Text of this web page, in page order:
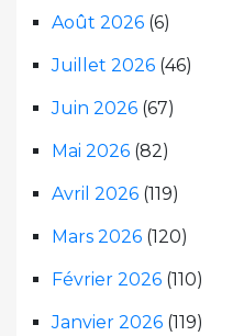
Août 2026 (6)
Juillet 2026 (46)
Juin 2026 (67)
Mai 2026 (82)
Avril 2026 (119)
Mars 2026 (120)
Février 2026 (110)
Janvier 2026 (119)